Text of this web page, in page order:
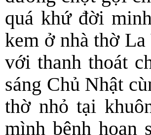
quá khứ đời
kem ở nhà thờ
với thanh thoát
sáng Chủ Nhật
thờ nhỏ tại
mình bệnh hoạn